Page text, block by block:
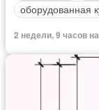
оборудованная
2 недели, 9 часов